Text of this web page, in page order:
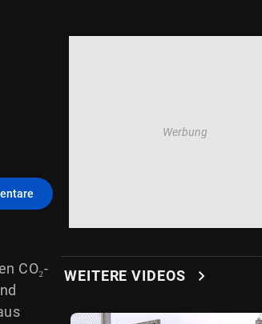
CO₂-
WEITERE VIDEOS chevron_right